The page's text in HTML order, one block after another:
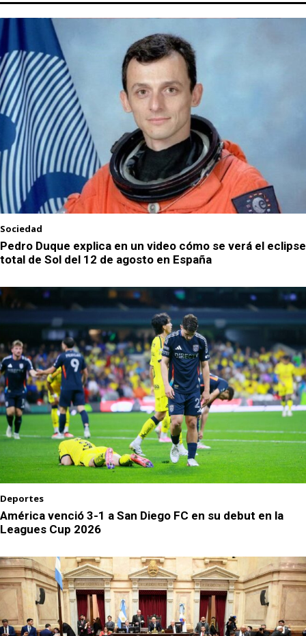
Sociedad
Pedro Duque explica en un video cómo se verá el eclipse
total de Sol del 12 de agosto en España
Deportes
América venció 3-1 a San Diego FC en su debut en la
Leagues Cup 2026